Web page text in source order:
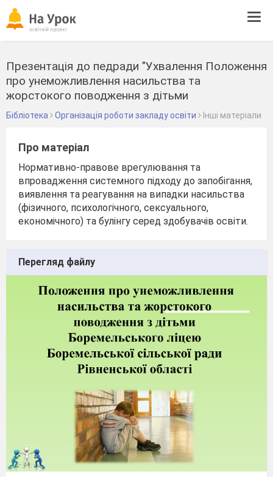
Презентація до педради "Ухвалення Положення
про унеможливлення насильства та
жорстокого поводження з дітьми
Бібліотека Організація роботи закладу освіти Інші матеріали
Про матеріал
Нормативно-правове врегулювання та
впровадження системного підходу до запобігання,
виявлення та реагування на випадки насильства
(фізичного, психологічного, сексуального,
економічного) та булінгу серед здобувачів освіти.
Перегляд файлу